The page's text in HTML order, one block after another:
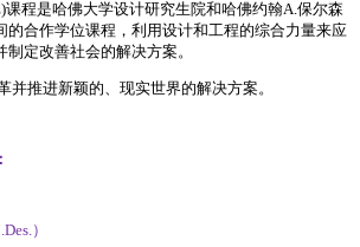
程是哈佛大学设计研究生院和哈佛约翰A.保尔森
的合作学位课程，利用设计和工程的综合力量来应
定改善社会的解决方案。
推进新颖的、现实世界的解决方案。
）